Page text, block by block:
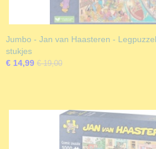
Jumbo - Jan van Haasteren -
stukjes
€ 14,99 € 19,00